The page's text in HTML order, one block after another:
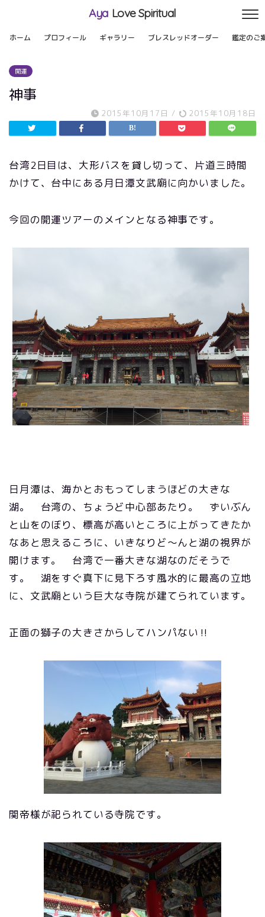
Aya Love Spiritual
ホーム プロフィール ギャラリー ブレスレッドオーダー 鑑定のご
開運
神事
2015年10月17日 / 2015年10月18日
台湾2日目は、大形バスを貸し切って、片道三時間
かけて、台中にある月日潭文武廟に向かいました。
今回の開運ツアーのメインとなる神事です。
日月潭は、海かとおもってしまうほどの大きな
湖。 台湾の、ちょうど中心部あたり。 ずいぶん
と山をのぼり、標高が高いところに上がってきたか
なあと思えるころに、いきなりど～んと湖の視界が
開けます。 台湾で一番大きな湖なのだそうで
す。 湖をすぐ真下に見下ろす風水的に最高の立地
に、文武廟という巨大な寺院が建てられています。
正面の獅子の大きさからしてハンパない‼
関帝様が祀られている寺院です。